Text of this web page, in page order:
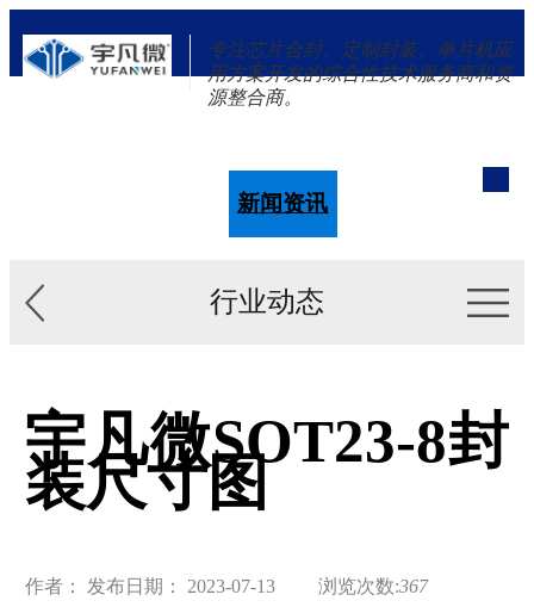
专注芯片合封、定制封装、单片机应
用方案开发的综合性技术服务商和资
源整合商。
新闻资讯
行业动态
宇凡微SOT23-8封
装尺寸图
作者： 发布日期： 2023-07-13 浏览次数:367